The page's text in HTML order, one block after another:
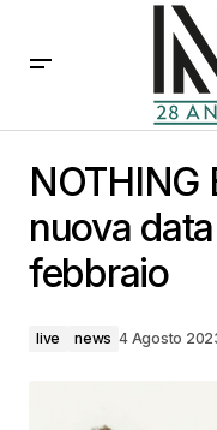
febbraio
NOTHING
nuova
febbraio
live news 4 Agosto